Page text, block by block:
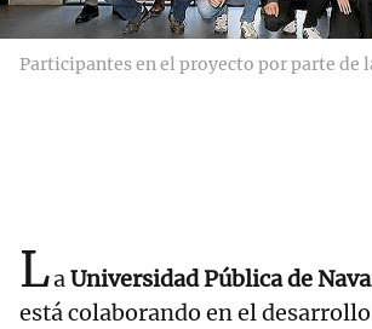
Participantes en el proyecto por parte de
LaUniversidad Pública de
está colaborando en el